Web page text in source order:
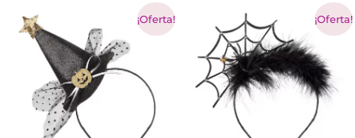
¡Oferta! ¡Oferta!